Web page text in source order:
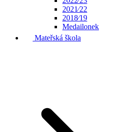
2021⁄22
2018⁄19
Medailonek
Mateřská škola